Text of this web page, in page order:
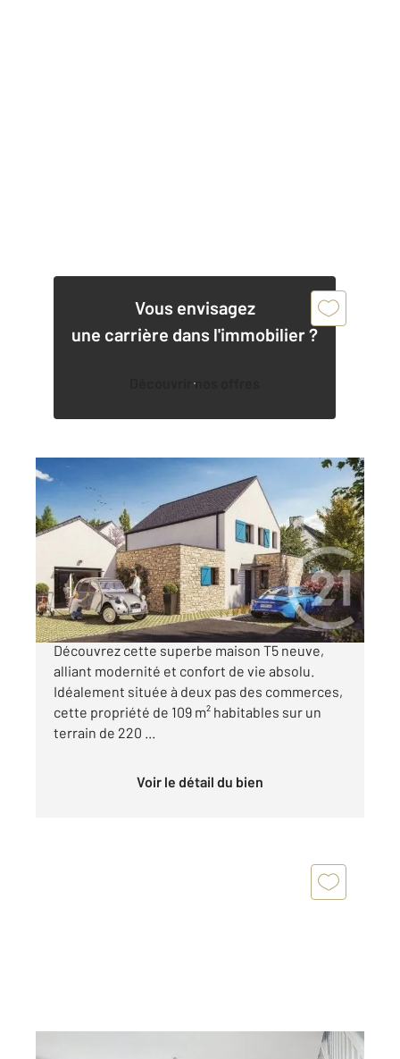
Vous envisagez
une carrière dans l'immobilier ?
Découvrir nos offres
ARZON 56
109,14 m , 5 pièces
Ref : 13027
Maison à vendre
669 000 €
Coup de cœur au cœur du bourg d'Arzon
Découvrez cette superbe maison T5 neuve,
alliant modernité et confort de vie absolu.
Idéalement située à deux pas des commerces,
cette propriété de 109 m² habitables sur un
terrain de 220 ...
Voir le détail du bien